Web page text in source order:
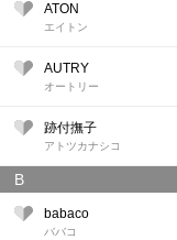
ATON
エイトン
AUTRY
オートリー
跡付撫子
アトツカナシコ
B
babaco
ババコ